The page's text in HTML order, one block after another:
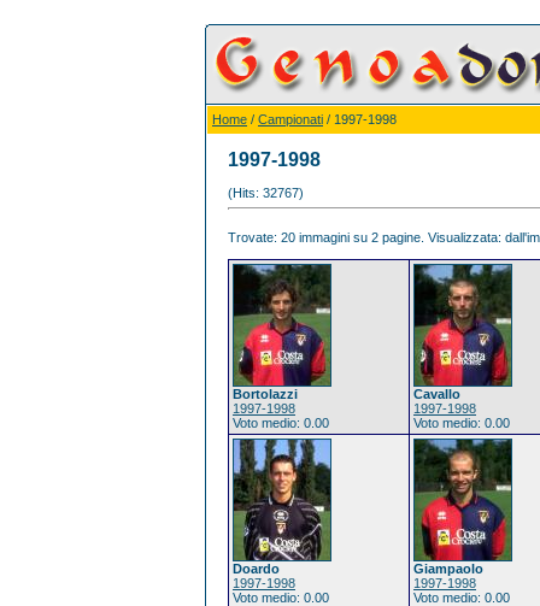
Home / Campionati / 1997-1998
1997-1998
(Hits: 32767)
Trovate: 20 immagini su 2 pagine. Visualizzata:
Bortolazzi
1997-1998
Voto medio: 0.00
Cavallo
1997-1998
Voto medio: 0.00
Doardo
1997-1998
Voto medio: 0.00
Giampaolo
1997-1998
Voto medio: 0.00